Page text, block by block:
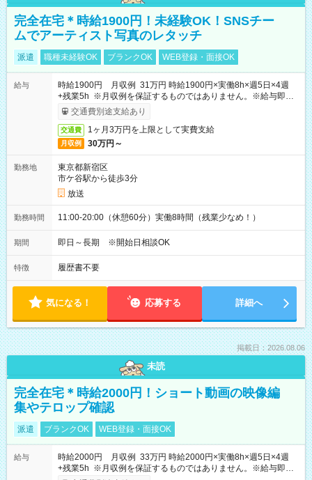
完全在宅＊時給1900円！未経験OK！SNSチー
ムでアーティスト写真のレタッチ
派遣 職種未経験OK ブランクOK WEB登録・面接OK
給与
時給1900円 月収例 31万円 時給1900円×実働8h×週5日×4週
+残業5h ※月収例を保証するものではありません。※給与即受
取りサービス利用可（利用条件有）
交通費別途支給あり
交通費 1ヶ月3万円を上限として実費支給
月収例 30万円～
勤務地
東京都新宿区
市ケ谷駅から徒歩3分
放送
勤務時間 11:00-20:00（休憩60分）実働8時間（残業少なめ！）
期間 即日～長期 ※開始日相談OK
特徴 履歴書不要
気になる！ 応募する 詳細へ
掲載日：2026.08.06
未読
完全在宅＊時給2000円！ショート動画の映像編
集やテロップ確認
派遣 ブランクOK WEB登録・面接OK
給与
時給2000円 月収例 33万円 時給2000円×実働8h×週5日×4週
+残業5h ※月収例を保証するものではありません。※給与即受